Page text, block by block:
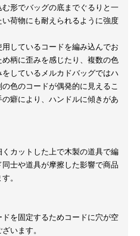
形でバッグの底までぐるりと一
荷物にも耐えられるように強度
しているコードを編み込んでお
柄に歪みを感じたり、複数の色
しているメルカドバッグではハ
色のコードが偶発的に見えるこ
癖により、ハンドルに傾きがあ
カットした上で木製の道具で編
士や道具が摩擦した影響で商品
。
を固定するためコードに穴が空
います。